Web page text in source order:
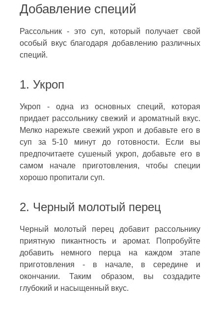
Добавление специй
Рассольник - это суп, который получает свой
особый вкус благодаря добавлению различных
специй.
1. Укроп
Укроп - одна из основных специй, которая
придает рассольнику свежий и ароматный вкус.
Мелко нарежьте свежий укроп и добавьте его в
суп за 5-10 минут до готовности. Если вы
предпочитаете сушеный укроп, добавьте его в
самом начале приготовления, чтобы специи
хорошо пропитали суп.
2. Черный молотый перец
Черный молотый перец добавит рассольнику
приятную пикантность и аромат. Попробуйте
добавить немного перца на каждом этапе
приготовления - в начале, в середине и
окончании. Таким образом, вы создадите
глубокий и насыщенный вкус.